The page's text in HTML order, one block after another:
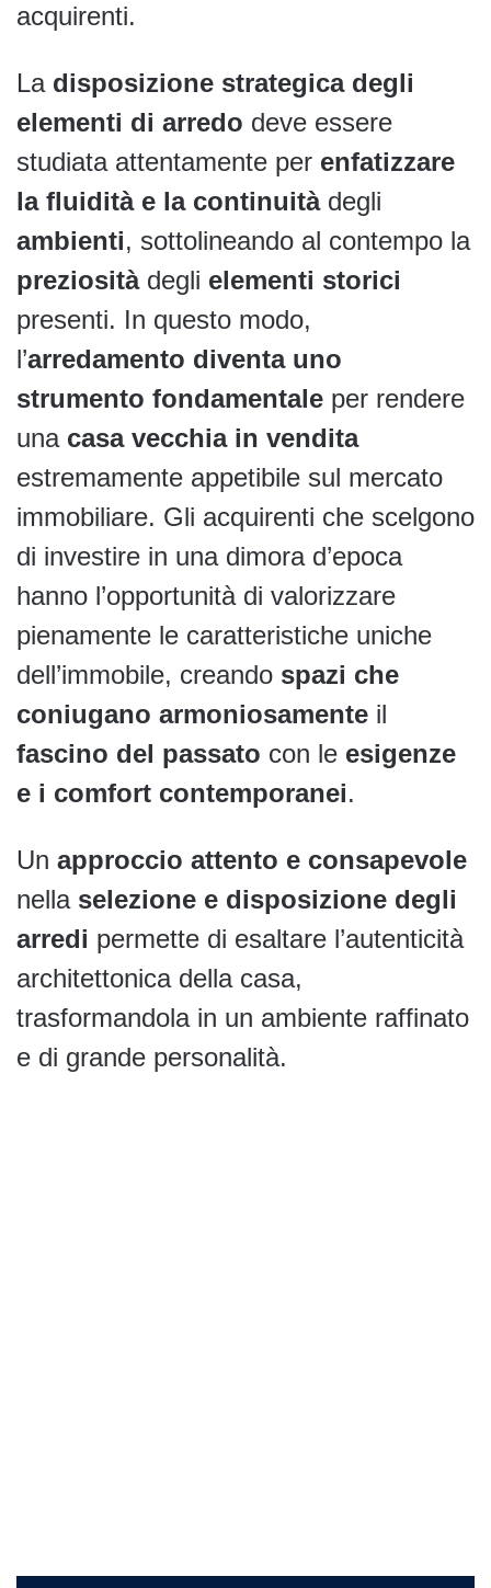
acquirenti.
La disposizione strategica degli
elementi di arredo deve essere
studiata attentamente per enfatizzare
la fluidità e la continuitàdegli
ambienti, sottolineando al contempo la
preziositàdegli elementi storici
presenti. In questo modo,
l’arredamento diventa uno
strumento fondamentale per rendere
una casa vecchia in vendita
estremamente appetibile sul mercato
immobiliare. Gli acquirenti che scelgono
di investire in una dimora d’epoca
hanno l’opportunità di valorizzare
pienamente le caratteristiche uniche
dell’immobile, creando spazi che
coniugano armoniosamente il
fascino del passato con le esigenze
e i comfort contemporanei.
Un approccio attento e consapevole
nella selezione e disposizione degli
arredi permette di esaltare l’autenticità
architettonica della casa,
trasformandola in un ambiente raffinato
e di grande personalità.